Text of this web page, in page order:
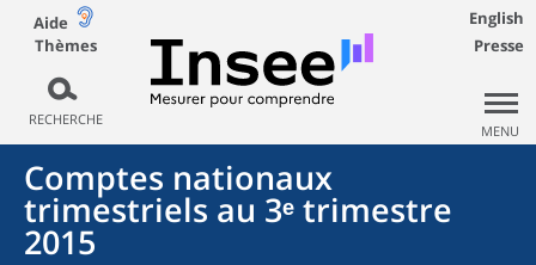
Aide
Thèmes
RECHERCHE
English
Presse
MENU
Comptes nationaux
trimestriels au 3ᵉ trimestre
2015